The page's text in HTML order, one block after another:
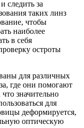
следить за
таких линз
чтобы
наиболее
в себя
остроты
для различных
где они помогают
значительно
для
деформируется,
оптическую